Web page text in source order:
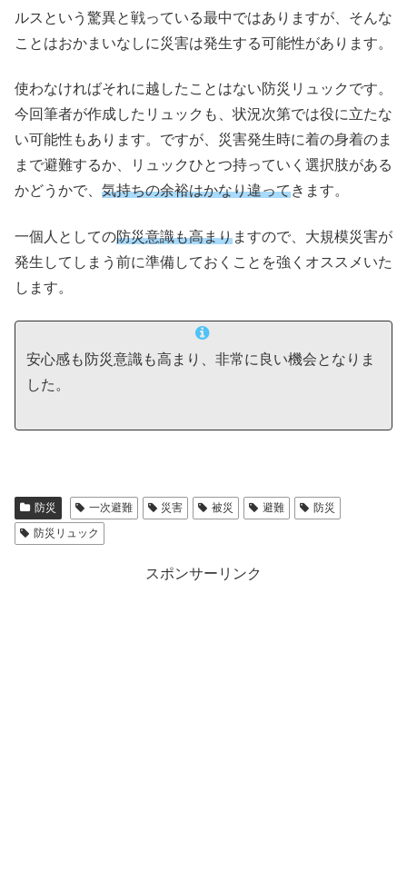
ルスという驚異と戦っている最中ではありますが、そんな
ことはおかまいなしに災害は発生する可能性があります。
使わなければそれに越したことはない防災リュックです。
今回筆者が作成したリュックも、状況次第では役に立たな
い可能性もあります。ですが、災害発生時に着の身着のま
まで避難するか、リュックひとつ持っていく選択肢がある
かどうかで、 気持ちの余裕はかなり違ってきます。
一個人としての防災意識も高まりますので、大規模災害が
発生してしまう前に準備しておくことを強くオススメいた
します。
安心感も防災意識も高まり、非常に良い機会となりま
した。
防災 一次避難 災害 被災 避難
防災
防災リュック
スポンサーリンク